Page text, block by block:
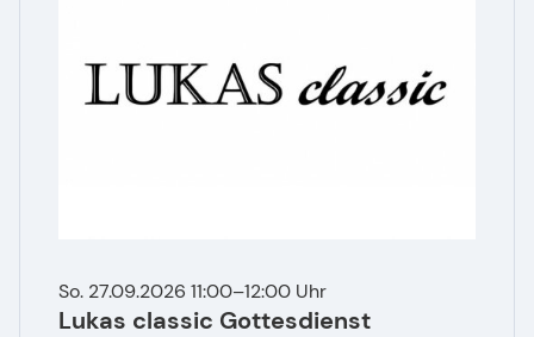
So. 27.09.2026 11:00–12:00 Uhr
Lukas classic Gottesdienst